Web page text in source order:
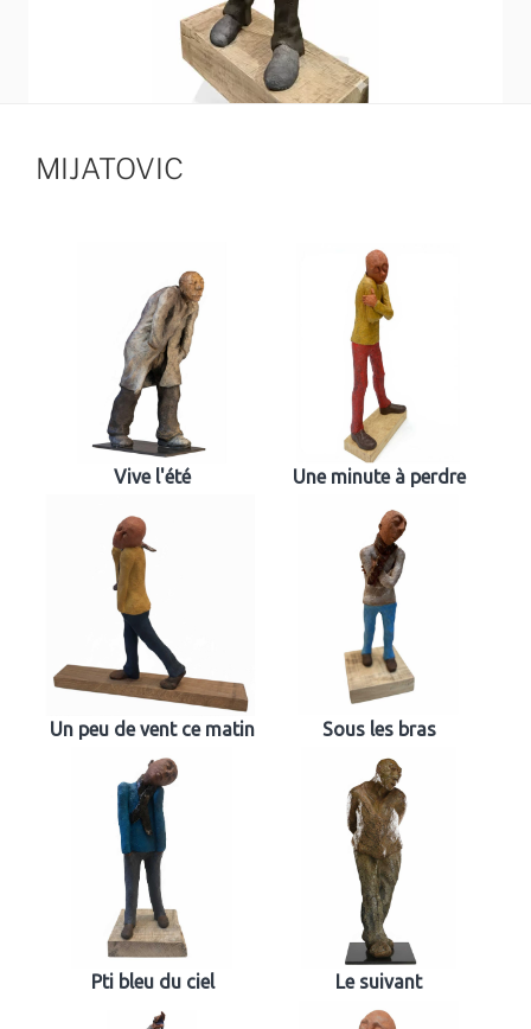
MIJATOVIC
Vive l'été Une minute à perdre
Un peu de vent ce matin Sous les bras
Pti bleu du ciel Le suivant